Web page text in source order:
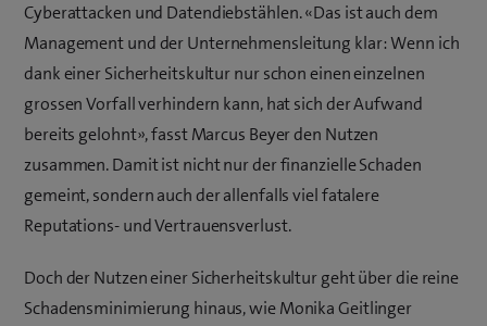
Cyberattacken und Datendiebstählen. «Das ist auch dem
Management und der Unternehmensleitung klar: Wenn ich
dank einer Sicherheitskultur nur schon einen einzelnen
grossen Vorfall verhindern kann, hat sich der Aufwand
bereits gelohnt», fasst Marcus Beyer den Nutzen
zusammen. Damit ist nicht nur der finanzielle Schaden
gemeint, sondern auch der allenfalls viel fatalere
Reputations- und Vertrauensverlust.
Doch der Nutzen einer Sicherheitskultur geht über die reine
Schadensminimierung hinaus, wie Monika Geitlinger